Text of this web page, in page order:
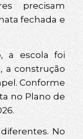
precisam
fechada e
a escola foi
a construção
Conforme
no Plano de
No